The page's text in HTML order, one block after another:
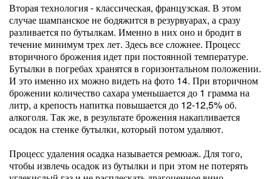
Вторая технология - классическая, французская. В этом
случае шампанское не бодяжится в резурвуарах, а сразу
разливается по бутылкам. Именно в них оно и бродит в
течение минимум трех лет. Здесь все сложнее. Процесс
вторичного брожения идет при постоянной температуре.
Бутылки в погребах хранятся в горизонтальном положении.
И это именно их можно видеть на фото 14. При вторичном
брожении количество сахара уменьшается до 1 грамма на
литр, а крепость напитка повышается до 12-12,5% об.
алкоголя. Так же, в результате брожения накапливается
осадок на стенке бутылки, который потом удаляют.
Процесс удаления осадка называется ремюаж. Для того,
чтобы извлечь осадок из бутылки и при этом не потерять